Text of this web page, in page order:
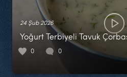
24 Şub 2026
Yoğurt Terbiyeli Tavuk
0 0